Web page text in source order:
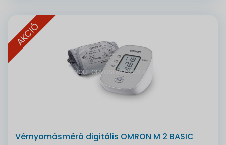
AKCIÓ
Vérnyomásmérő digitális OMRON M 2 BASIC